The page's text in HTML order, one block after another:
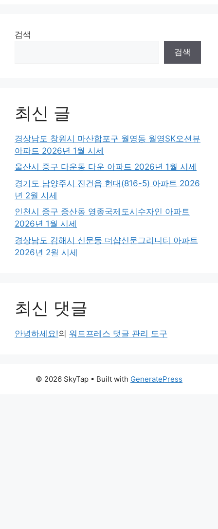
검색
검색
최신 글
경상남도 창원시 마산합포구 월영동 월영SK오션뷰
아파트 2026년 1월 시세
울산시 중구 다운동 다운 아파트 2026년 1월 시세
경기도 남양주시 진건읍 현대(816-5) 아파트 2026
년 2월 시세
인천시 중구 중산동 영종국제도시수자인 아파트
2026년 1월 시세
경상남도 김해시 신문동 더샵신문그리니티 아파트
2026년 2월 시세
최신 댓글
안녕하세요!의 워드프레스 댓글 관리 도구
© 2026 SkyTap • Built with GeneratePress